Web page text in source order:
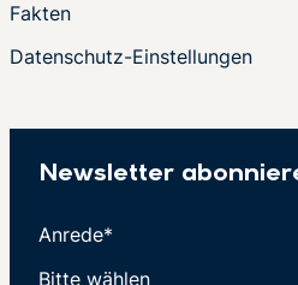
Fakten
Datenschutz-Einstellungen
Newsletter
Anrede*